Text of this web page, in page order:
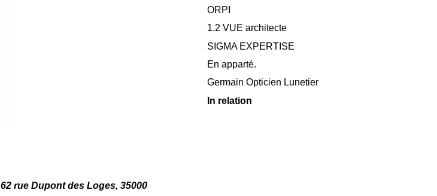
62 rue Dupont des Loges, 35000
ORPI
1.2 VUE architecte
SIGMA EXPERTISE
En apparté.
Germain Opticien Lunetier
In relation